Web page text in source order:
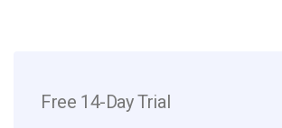
Free 14-Day Trial